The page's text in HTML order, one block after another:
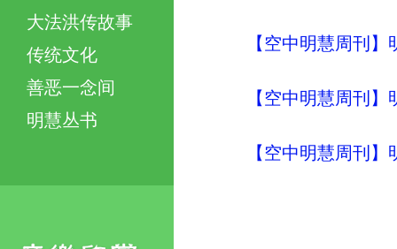
大法洪传故事
传统文化
善恶一念间
明慧丛书
【空中明慧周刊
【空中明慧周刊
【空中明慧周刊